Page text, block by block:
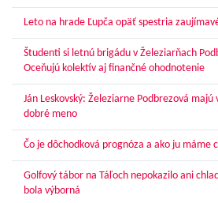
Leto na hrade Ľupča opäť spestria
Študenti si letnú brigádu v Železiarňach
Oceňujú kolektív aj finančné ohodnotenie
Ján Leskovský: Železiarne Podbrezová majú
dobré meno
Čo je dôchodková prognóza a ako ju máme
Golfový tábor na Táľoch nepokazilo ani
bola výborná